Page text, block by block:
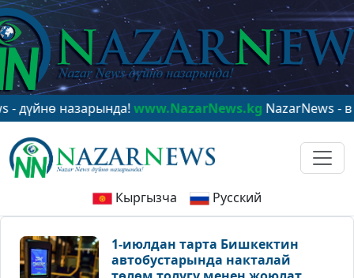
назарында!www.NazarNews.kgNazarNews - в
Кыргызча Русский
1-июлдан тарта Бишкектин
автобустарында накталай